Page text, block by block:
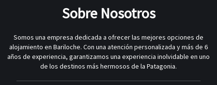
Sobre Nosotros
Somos una empresa dedicada a ofrecer las mejores opciones de
alojamiento en Bariloche. Con una atención personalizada y más de 6
años de experiencia, garantizamos una experiencia inolvidable en uno
de los destinos más hermosos de la Patagonia.